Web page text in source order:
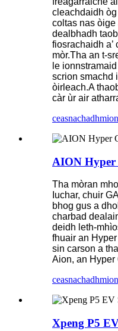
cleachdaidh
coltas nas
dealbhadh
fiosrachaidh a’
mòr.Tha an t-
le
scrion smachd
òirleach.A
càr ùr air
ceasnachadh
AION Hyper
Tha mòran
Iuchar, chuir
bhog gus a
charbad
deidh leth-
fhuair an
sin carson a
Aion, an Hyper
ceasnachadh
Xpeng P5